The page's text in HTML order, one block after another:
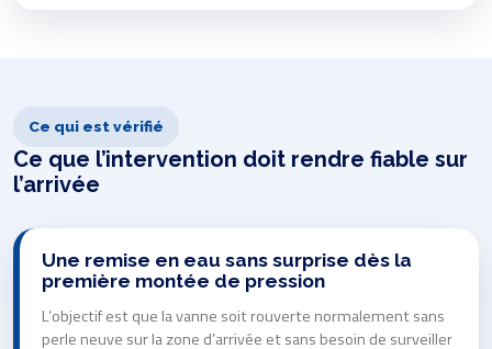
Ce qui est vérifié
Ce que l’intervention doit rendre fiable sur
l’arrivée
Une remise en eau sans surprise dès la
première montée de pression
L’objectif est que la vanne soit rouverte normalement sans
perle neuve sur la zone d’arrivée et sans besoin de surveiller